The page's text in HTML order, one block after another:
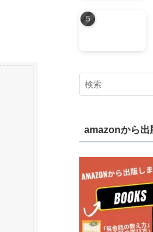
amazonから出